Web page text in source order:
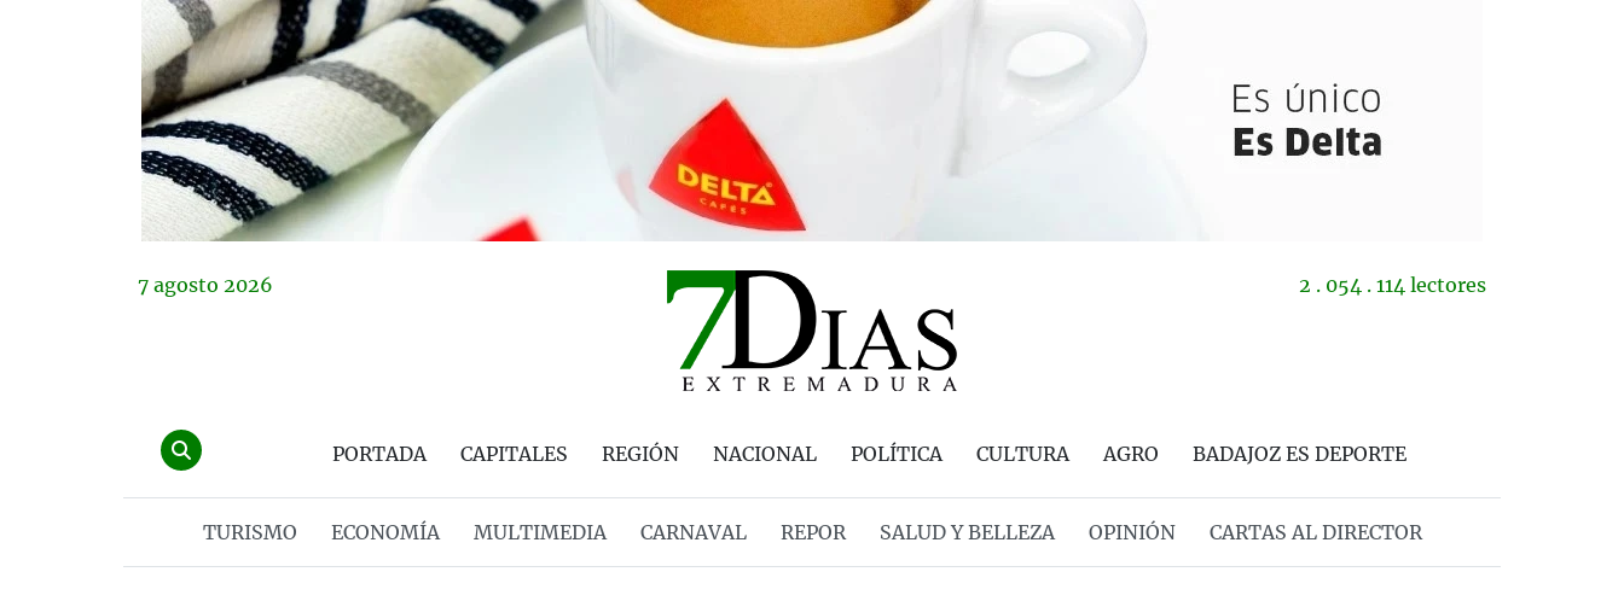
7 agosto 2026 2 . 054 . 114 lectores
PORTADA CAPITALES REGIÓN NACIONAL POLÍTICA CULTURA AGRO BADAJOZ ES DEPORTE
TURISMO ECONOMÍA MULTIMEDIA CARNAVAL REPOR SALUD Y BELLEZA OPINIÓN CARTAS AL DIRECTOR